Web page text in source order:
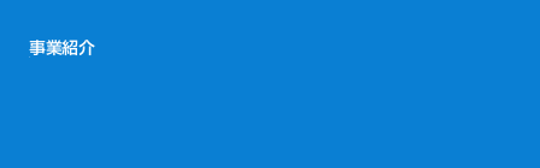
事業紹介